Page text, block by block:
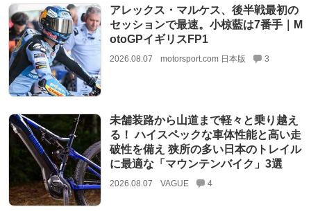
アレックス・マルケス、後半戦最初の
セッションで最速。小椋藍は7番手｜M
otoGPイギリスFP1
2026.08.07 motorsport.com 日本版 3
未舗装路から山道まで軽々と乗り越え
る！ ハイスペックな車体性能と高い走
破性を備え 狭所の多い日本のトレイル
に最適な「マウンテンバイク」3選
2026.08.07 VAGUE 4